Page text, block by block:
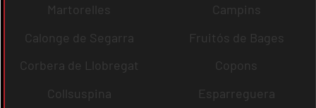
Martorelles
Campins
Calonge de Segarra
Fruitós de Bages
Corbera de Llobregat
Copons
Collsuspina
Esparreguera